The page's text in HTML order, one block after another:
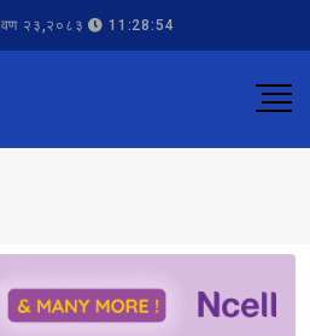
२३,२०८३ 11:28:54